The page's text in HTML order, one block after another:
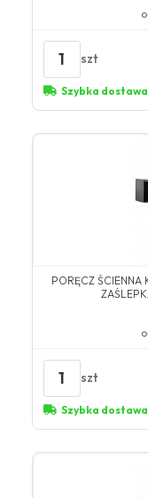
1 szt
Szybka dostawa
PORĘCZ
1 szt
Szybka dostawa